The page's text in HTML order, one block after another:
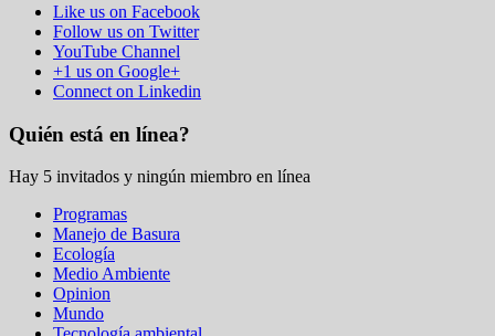
Like us on Facebook
Follow us on Twitter
YouTube Channel
+1 us on Google+
Connect on Linkedin
Quién está en línea?
Hay 5 invitados y ningún miembro en línea
Programas
Manejo de Basura
Ecología
Medio Ambiente
Opinion
Mundo